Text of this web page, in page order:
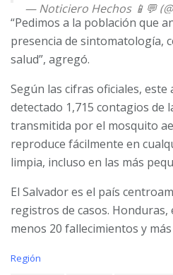
— Noticiero Hechos 📱💬
21, 2024
“Pedimos a la población que
presencia de sintomatología,
salud”, agregó.
Según las cifras oficiales, este
detectado 1,715 contagios de
transmitida por el mosquito
reproduce fácilmente en
limpia, incluso en las más
El Salvador es el país
registros de casos. Honduras,
menos 20 fallecimientos y más
C
Región